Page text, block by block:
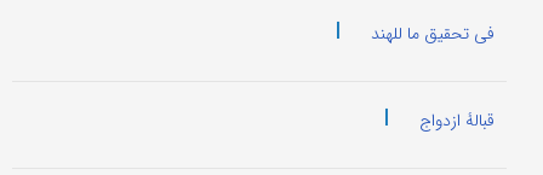
فی تحقیق ما للهند |
قبالۀ ازدواج |